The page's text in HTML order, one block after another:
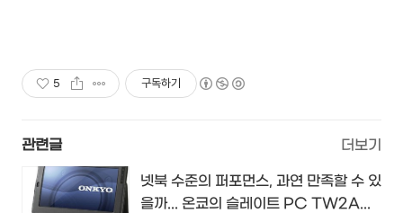
5 구독하기
관련글 더보기
넷북 수준의 퍼포먼스, 과연 만족할 수 있
을까... 온쿄의 슬레이트 PC TW2A...